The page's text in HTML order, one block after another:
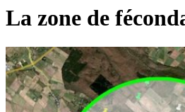
La zone de